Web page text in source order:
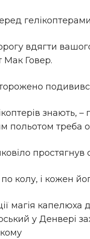
вдягти
Мак Говер.
знають,
польотом треба
колу, і кожен
магія капелюха
у Денвері